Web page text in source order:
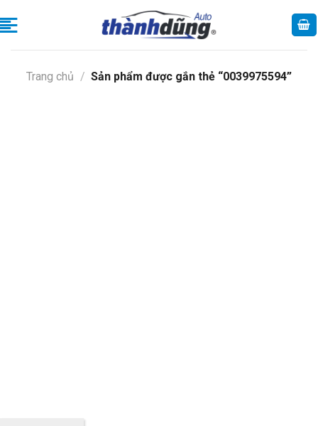
to
Trang chủ / Sản phẩm được gắn thẻ “0039975594”